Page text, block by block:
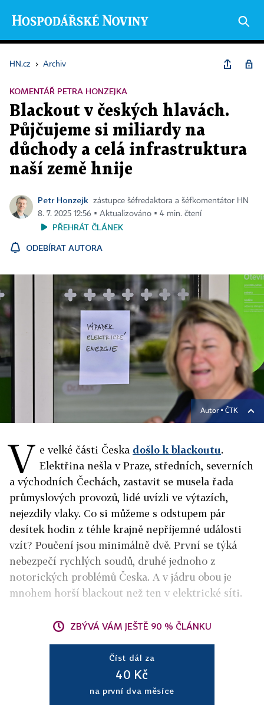
HN.cz › Archiv
KOMENTÁŘ PETRA HONZEJKA
Blackout v českých hlavách.
Půjčujeme si miliardy na
důchody a celá infrastruktura
naší země hnije
Petr Honzejk
zástupce šéfredaktora a šéfkomentátor HN
8. 7. 2025 12:56 ▪ Aktualizováno ▪ 4 min. čtení
PŘEHRÁT ČLÁNEK
ODEBÍRAT AUTORA
Autor ▪ ČTK
V e velké části Česka došlo k blackoutu.
Elektřina nešla v Praze, středních, severních
a východních Čechách, zastavit se musela řada
průmyslových provozů, lidé uvízli ve výtazích,
nejezdily vlaky. Co si můžeme s odstupem pár
desítek hodin z téhle krajně nepříjemné události
vzít? Poučení jsou minimálně dvě. První se týká
nebezpečí rychlých soudů, druhé jednoho z
notorických problémů Česka. A v jádru obou je
mnohem horší blackout než ten v elektrické síti.
ZBÝVÁ VÁM JEŠTĚ 90 % ČLÁNKU
Číst dál za
40 Kč
na první dva měsíce